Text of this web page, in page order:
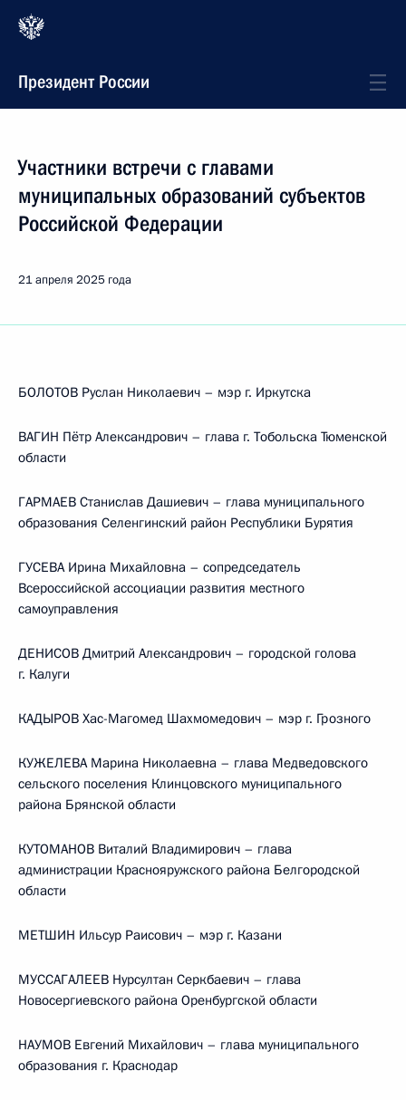
Президент России
Участники встречи с главами
муниципальных образований субъектов
Российской Федерации
21 апреля 2025 года
БОЛОТОВ Руслан Николаевич – мэр г. Иркутска
ВАГИН Пётр Александрович – глава г. Тобольска Тюменской
области
ГАРМАЕВ Станислав Дашиевич – глава муниципального
образования Селенгинский район Республики Бурятия
ГУСЕВА Ирина Михайловна – сопредседатель
Всероссийской ассоциации развития местного
самоуправления
ДЕНИСОВ Дмитрий Александрович – городской голова
г. Калуги
КАДЫРОВ Хас-Магомед Шахмомедович – мэр г. Грозного
КУЖЕЛЕВА Марина Николаевна – глава Медведовского
сельского поселения Клинцовского муниципального
района Брянской области
КУТОМАНОВ Виталий Владимирович – глава
администрации Краснояружского района Белгородской
области
МЕТШИН Ильсур Раисович – мэр г. Казани
МУССАГАЛЕЕВ Нурсултан Серкбаевич – глава
Новосергиевского района Оренбургской области
НАУМОВ Евгений Михайлович – глава муниципального
образования г. Краснодар